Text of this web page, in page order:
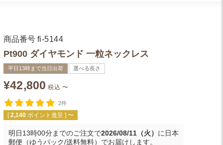
商品番号 fi-5144
Pt900 ダイヤモンド 一粒ネックレス
平日13時まで当日出荷 選べる長さ
¥42,800 税込 〜
2件
[ 2,140 ポイント進呈 ] 〜
明日13時00分までのご注文で2026/08/11（火） に 日本
郵便（ゆうパック/送料無料） でお届けします。